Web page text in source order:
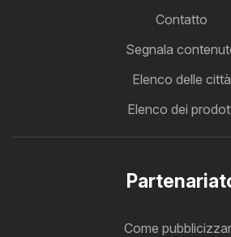
Contatto
Segnala
Elenco delle città
Elenco dei
Come